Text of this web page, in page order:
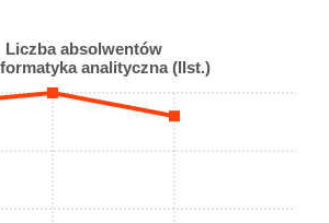
Liczba absolwentów
analityczna (IIst.)